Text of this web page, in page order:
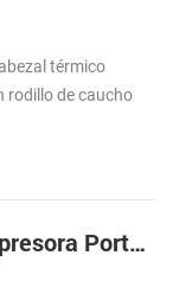
térmico
rodillo de caucho
Los Consejos para Elegir una Impresora Portátil de recibos